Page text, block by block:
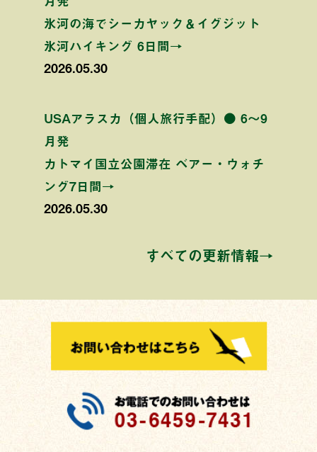
氷河の海でシーカヤック＆イグジット
氷河ハイキング 6日間→
2026.05.30
USAアラスカ（個人旅行手配）● 6〜9
月発
カトマイ国立公園滞在 ベアー・ウォチ
ング7日間→
2026.05.30
すべての更新情報→